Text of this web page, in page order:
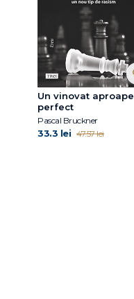
Un vinovat aproape
perfect
Pascal Bruckner
33.3 lei 47.57 lei